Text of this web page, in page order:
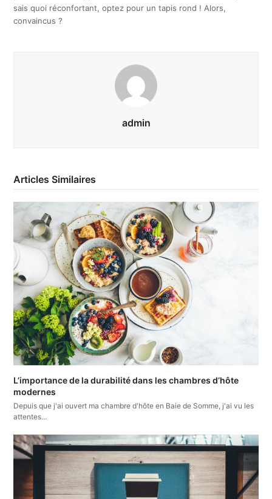
sais quoi réconfortant, optez pour un tapis rond ! Alors,
convaincus ?
admin
Articles Similaires
L’importance de la durabilité dans les chambres d’hôte
modernes
Depuis que j'ai ouvert ma chambre d'hôte en Baie de Somme, j'ai vu les
attentes…